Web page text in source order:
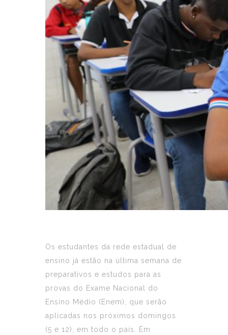
Os estudantes da rede estadual de
ensino já estão na última semana de
preparativos e estudos para as
provas do Exame Nacional do
Ensino Médio (Enem), que serão
aplicadas nos próximos domingos
(5 e 12), em todo o país. Em